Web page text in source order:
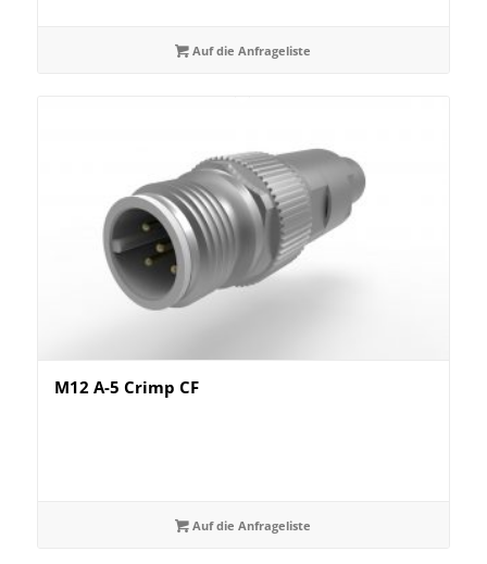
Auf die Anfrageliste
M12 A-5 Crimp CF
Auf die Anfrageliste